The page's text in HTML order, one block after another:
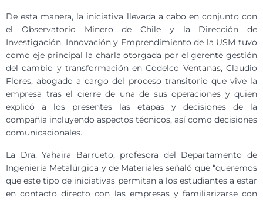
De esta manera, la iniciativa llevada a cabo en conjunto con
el Observatorio Minero de Chile y la Dirección de
Investigación, Innovación y Emprendimiento de la USM tuvo
como eje principal la charla otorgada por el gerente gestión
del cambio y transformación en Codelco Ventanas, Claudio
Flores, abogado a cargo del proceso transitorio que vive la
empresa tras el cierre de una de sus operaciones y quien
explicó a los presentes las etapas y decisiones de la
compañía incluyendo aspectos técnicos, así como decisiones
comunicacionales.
La Dra. Yahaira Barrueto, profesora del Departamento de
Ingeniería Metalúrgica y de Materiales señaló que “queremos
que este tipo de iniciativas permitan a los estudiantes a estar
en contacto directo con las empresas y familiarizarse con